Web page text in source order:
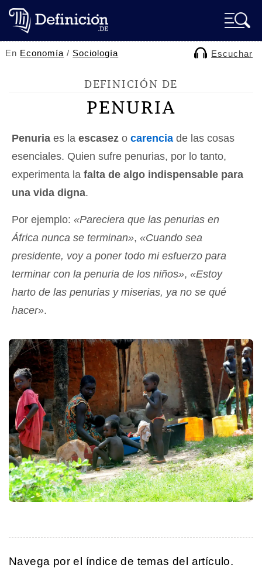
En Economía / Sociología Escuchar
DEFINICIÓN DE
PENURIA
Penuria es la escasez o carencia de las cosas
esenciales. Quien sufre penurias, por lo tanto,
experimenta la falta de algo indispensable para
una vida digna.
Por ejemplo: «Pareciera que las penurias en
África nunca se terminan», «Cuando sea
presidente, voy a poner todo mi esfuerzo para
terminar con la penuria de los niños», «Estoy
harto de las penurias y miserias, ya no se qué
hacer».
Navega por el índice de temas del artículo.